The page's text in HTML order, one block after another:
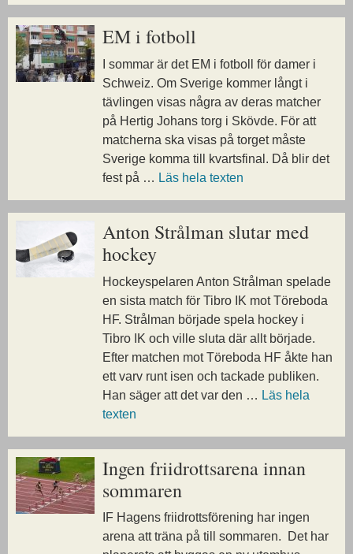
EM i fotboll
I sommar är det EM i fotboll för damer i
Schweiz. Om Sverige kommer långt i
tävlingen visas några av deras matcher
på Hertig Johans torg i Skövde. För att
matcherna ska visas på torget måste
Sverige komma till kvartsfinal. Då blir det
fest på … Läs hela texten
Anton Strålman slutar med
hockey
Hockeyspelaren Anton Strålman spelade
en sista match för Tibro IK mot Töreboda
HF. Strålman började spela hockey i
Tibro IK och ville sluta där allt började.
Efter matchen mot Töreboda HF åkte han
ett varv runt isen och tackade publiken.
Han säger att det var den … Läs hela
texten
Ingen friidrottsarena innan
sommaren
IF Hagens friidrottsförening har ingen
arena att träna på till sommaren. Det har